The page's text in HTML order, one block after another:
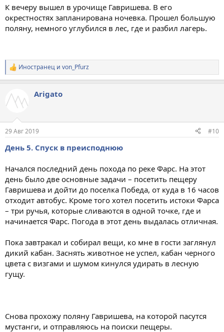
К вечеру вышел в урочище Гавришева. В его
окрестностях запланирована ночевка. Прошел большую
поляну, немного углубился в лес, где и разбил лагерь.
Р
е
к
ц
Иностранец и von_Pfurz
Arigato
29 Авг 2019 #10
День 5. Спуск в преисподнюю
Начался последний день похода по реке Фарс. На этот
день было две основные задачи – посетить пещеру
Гавришева и дойти до поселка Победа, от куда в 16 часов
отходит автобус. Кроме того хотел посетить истоки Фарса
– три ручья, которые сливаются в одной точке, где и
начинается Фарс. Погода в этот день выдалась отличная.
Пока завтракал и собирал вещи, ко мне в гости заглянул
дикий кабан. Заснять животное не успел, кабан черного
цвета с визгами и шумом кинулся удирать в лесную
гущу.
Снова прохожу поляну Гавришева, на которой пасутся
мустанги, и отправляюсь на поиски пещеры.